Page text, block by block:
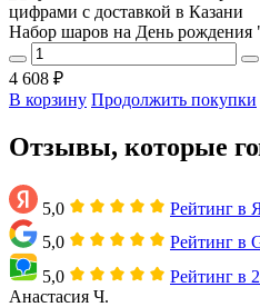
Набор шаров на День рождения
4 608 ₽
В корзину Продолжить покупки
Отзывы, которые
5,0
Рейтинг в
5,0
Рейтинг в
5,0
Рейтинг в
Анастасия Ч.